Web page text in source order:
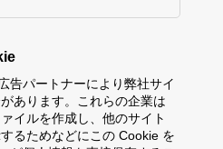
告パートナーにより弊社サイ
あります。これらの企業は
イルを作成し、他のサイト
るためなどにこの Cookie を